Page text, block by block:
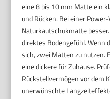
eine 8 bis 10 mm Matte ein
und Rücken. Bei einer
Naturkautschukmatte
direktes Bodengefühl. Wenn
sich, zwei Matten zu nutzen.
eine dickere für Zuhause.
Rückstellvermögen vor dem
unerwünschte